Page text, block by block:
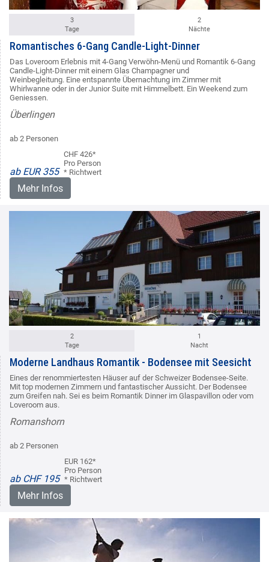
3
Tage
2
Nächte
Romantisches 6-Gang Candle-Light-Dinner
Das Loveroom Erlebnis mit 4-Gang Verwöhn-Menü und Romantik 6-Gang
Candle-Light-Dinner mit einem Glas Champagner und
Weinbegleitung. Eine entspannte Übernachtung im Zimmer mit
Whirlwanne oder in der Junior Suite mit Himmelbett. Ein Weekend zum
Geniessen.
Überlingen
ab 2 Personen
ab EUR 355
CHF 426*
Pro Person
* Richtwert
Mehr Infos
2
Tage
1
Nacht
Moderne Landhaus Romantik - Bodensee mit Seesicht
Eines der renommiertesten Häuser auf der Schweizer Bodensee-Seite.
Mit top modernen Zimmern und fantastischer Aussicht. Der Bodensee
zum Greifen nah. Sei es beim Romantik Dinner im Glaspavillon oder vom
Loveroom aus.
Romanshorn
ab 2 Personen
ab CHF 195
EUR 162*
Pro Person
* Richtwert
Mehr Infos